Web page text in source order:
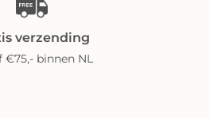
verzending
€75,- binnen NL